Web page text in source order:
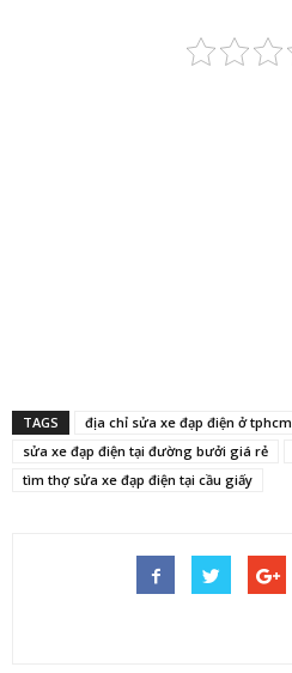
TAGS
địa chỉ sửa xe đạp điện ở tphcm
sửa xe đạp điện tại đường bưởi giá rẻ
tìm thợ sửa xe đạp điện tại cầu giấy